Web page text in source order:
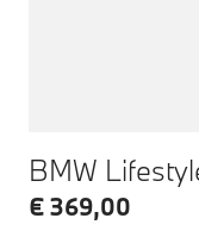
BMW
€ 369,00